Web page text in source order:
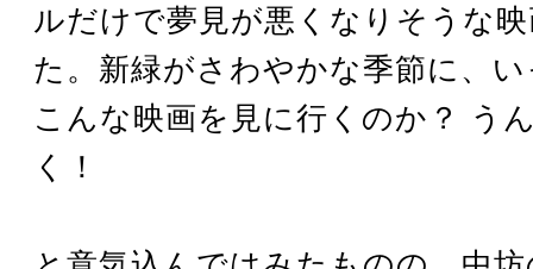
ルだけで夢見が悪くなりそうな
た。新緑がさわやかな季節に、
こんな映画を見に行くのか？ う
く！